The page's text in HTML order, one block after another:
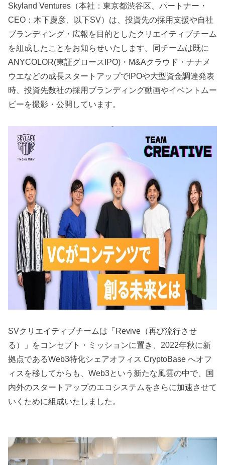
Skyland Ventures（本社：東京都渋谷区、パートナー・
CEO：木下慶彦、以下SV）は、投資先の採用支援や自社
ブランディング・広報を目的としたクリエイティブチーム
を組成したことをお知らせいたします。同チームは既に
ANYCOLOR(東証グロースIPO)・M&Aクラウド・ナナメ
ウエなどの成長スタートアップでIPOや大型資金調達発表
時、投資先数社の採用ブランディング動画やイベントムー
ビーを撮影・公開しています。
SVクリエイティブチームは「Revive（再び流行させ
る）」をコンセプト・ミッションに置き、2022年秋に新
拠点であるWeb3特化シェアオフィス CryptoBase へオフ
ィスを移してからも、Web3という新たな風雲の中で、国
内外のスタートアップのエコシステムをさらに加速させて
いくために組成いたしました。